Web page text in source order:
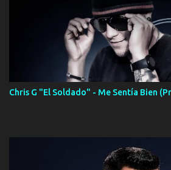
Chris G "El Soldado" - Me Sentía Bien